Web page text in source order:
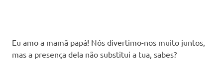
Eu amo a mamã papá! Nós divertimo-nos muito juntos,
mas a presença dela não substitui a tua, sabes?